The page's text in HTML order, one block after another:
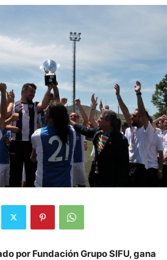
por Fundación Grupo SIFU, gana